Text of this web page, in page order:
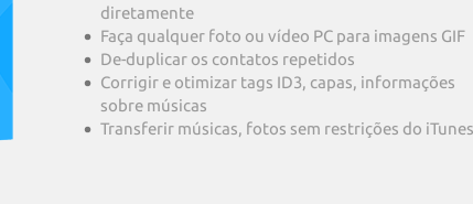
diretamente
Faça qualquer foto ou vídeo PC para imagens GIF
De-duplicar os contatos repetidos
Corrigir e otimizar tags ID3, capas, informações
sobre músicas
Transferir músicas, fotos sem restrições do iTunes